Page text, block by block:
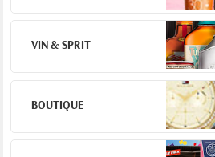
VIN & SPRIT
BOUTIQUE